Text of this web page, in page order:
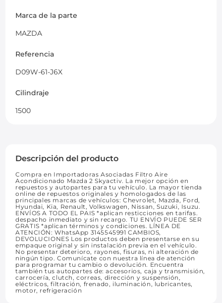
Marca de la parte
MAZDA
Referencia
D09W-61-J6X
Cilindraje
1500
Descripción del producto
Compra en Importadoras Asociadas Filtro Aire
Acondicionado Mazda 2 Skyactiv. La mejor opción en
repuestos y autopartes para tu vehículo. La mayor tienda
online de repuestos originales y homologados de las
principales marcas de vehículos: Chevrolet, Mazda, Ford,
Hyundai, Kia, Renault, Volkswagen, Nissan, Suzuki, Isuzu.
ENVÍOS A TODO EL PAIS *aplican resticciones en tarifas.
despacho inmediato y sin recargo. TU ENVÍO PUEDE SER
GRATIS *aplican términos y condiciones. LÍNEA DE
ATENCIÓN: WhatsApp 3145545991 CAMBIOS,
DEVOLUCIONES Los productos deben presentarse en su
empaque original y sin instalación previa en el vehículo.
No presentar deterioro, rayones, fisuras, ni alteración de
ningún tipo. Comunícate con nuestra línea de atención
para programar tu cambio o devolución. Encuentra
también tus autopartes de: accesorios, caja y transmisión,
carrocería, clutch, correas, dirección y suspensión,
eléctricos, filtración, frenado, iluminación, lubricantes,
motor, refrigeración